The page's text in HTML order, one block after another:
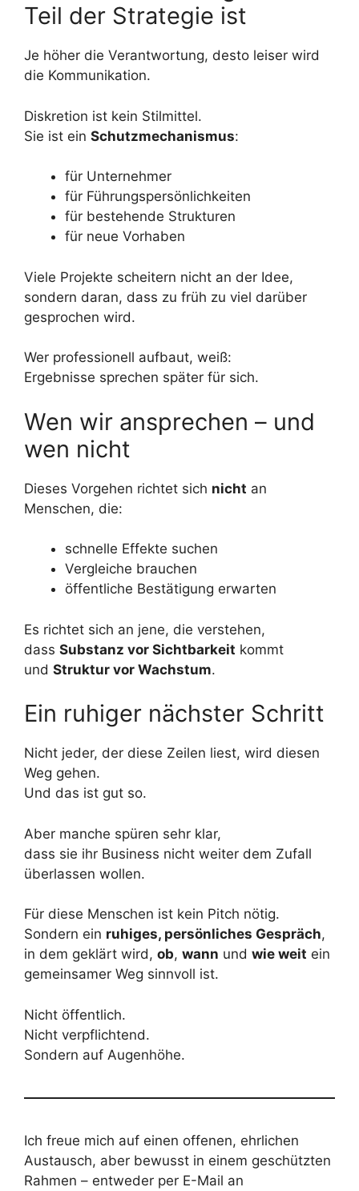
Teil der Strategie ist
Je höher die Verantwortung, desto leiser wird
die Kommunikation.
Diskretion ist kein Stilmittel.
Sie ist ein Schutzmechanismus:
für Unternehmer
für Führungspersönlichkeiten
für bestehende Strukturen
für neue Vorhaben
Viele Projekte scheitern nicht an der Idee,
sondern daran, dass zu früh zu viel darüber
gesprochen wird.
Wer professionell aufbaut, weiß:
Ergebnisse sprechen später für sich.
Wen wir ansprechen – und
wen nicht
Dieses Vorgehen richtet sich nicht an
Menschen, die:
schnelle Effekte suchen
Vergleiche brauchen
öffentliche Bestätigung erwarten
Es richtet sich an jene, die verstehen,
dass Substanz vor Sichtbarkeit kommt
und Struktur vor Wachstum.
Ein ruhiger nächster Schritt
Nicht jeder, der diese Zeilen liest, wird diesen
Weg gehen.
Und das ist gut so.
Aber manche spüren sehr klar,
dass sie ihr Business nicht weiter dem Zufall
überlassen wollen.
Für diese Menschen ist kein Pitch nötig.
Sondern ein ruhiges, persönliches Gespräch,
in dem geklärt wird, ob, wann und wie weit ein
gemeinsamer Weg sinnvoll ist.
Nicht öffentlich.
Nicht verpflichtend.
Sondern auf Augenhöhe.
Ich freue mich auf einen offenen, ehrlichen
Austausch, aber bewusst in einem geschützten
Rahmen – entweder per E-Mail an